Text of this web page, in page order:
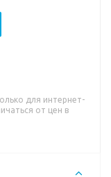
без
вода идеальна
для интернет-
от цен в